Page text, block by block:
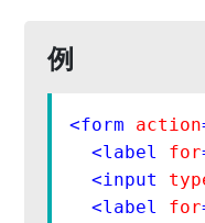
例
<form action
<label for
<input
<label for